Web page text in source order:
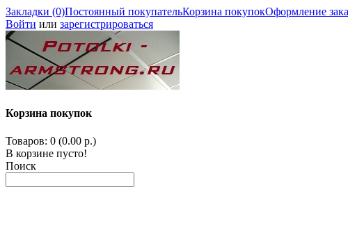
Закладки (0)Постоянный покупательКорзина покупокОформление
Войти или зарегистрироваться
Корзина покупок
Товаров: 0 (0.00 р.)
В корзине пусто!
Поиск